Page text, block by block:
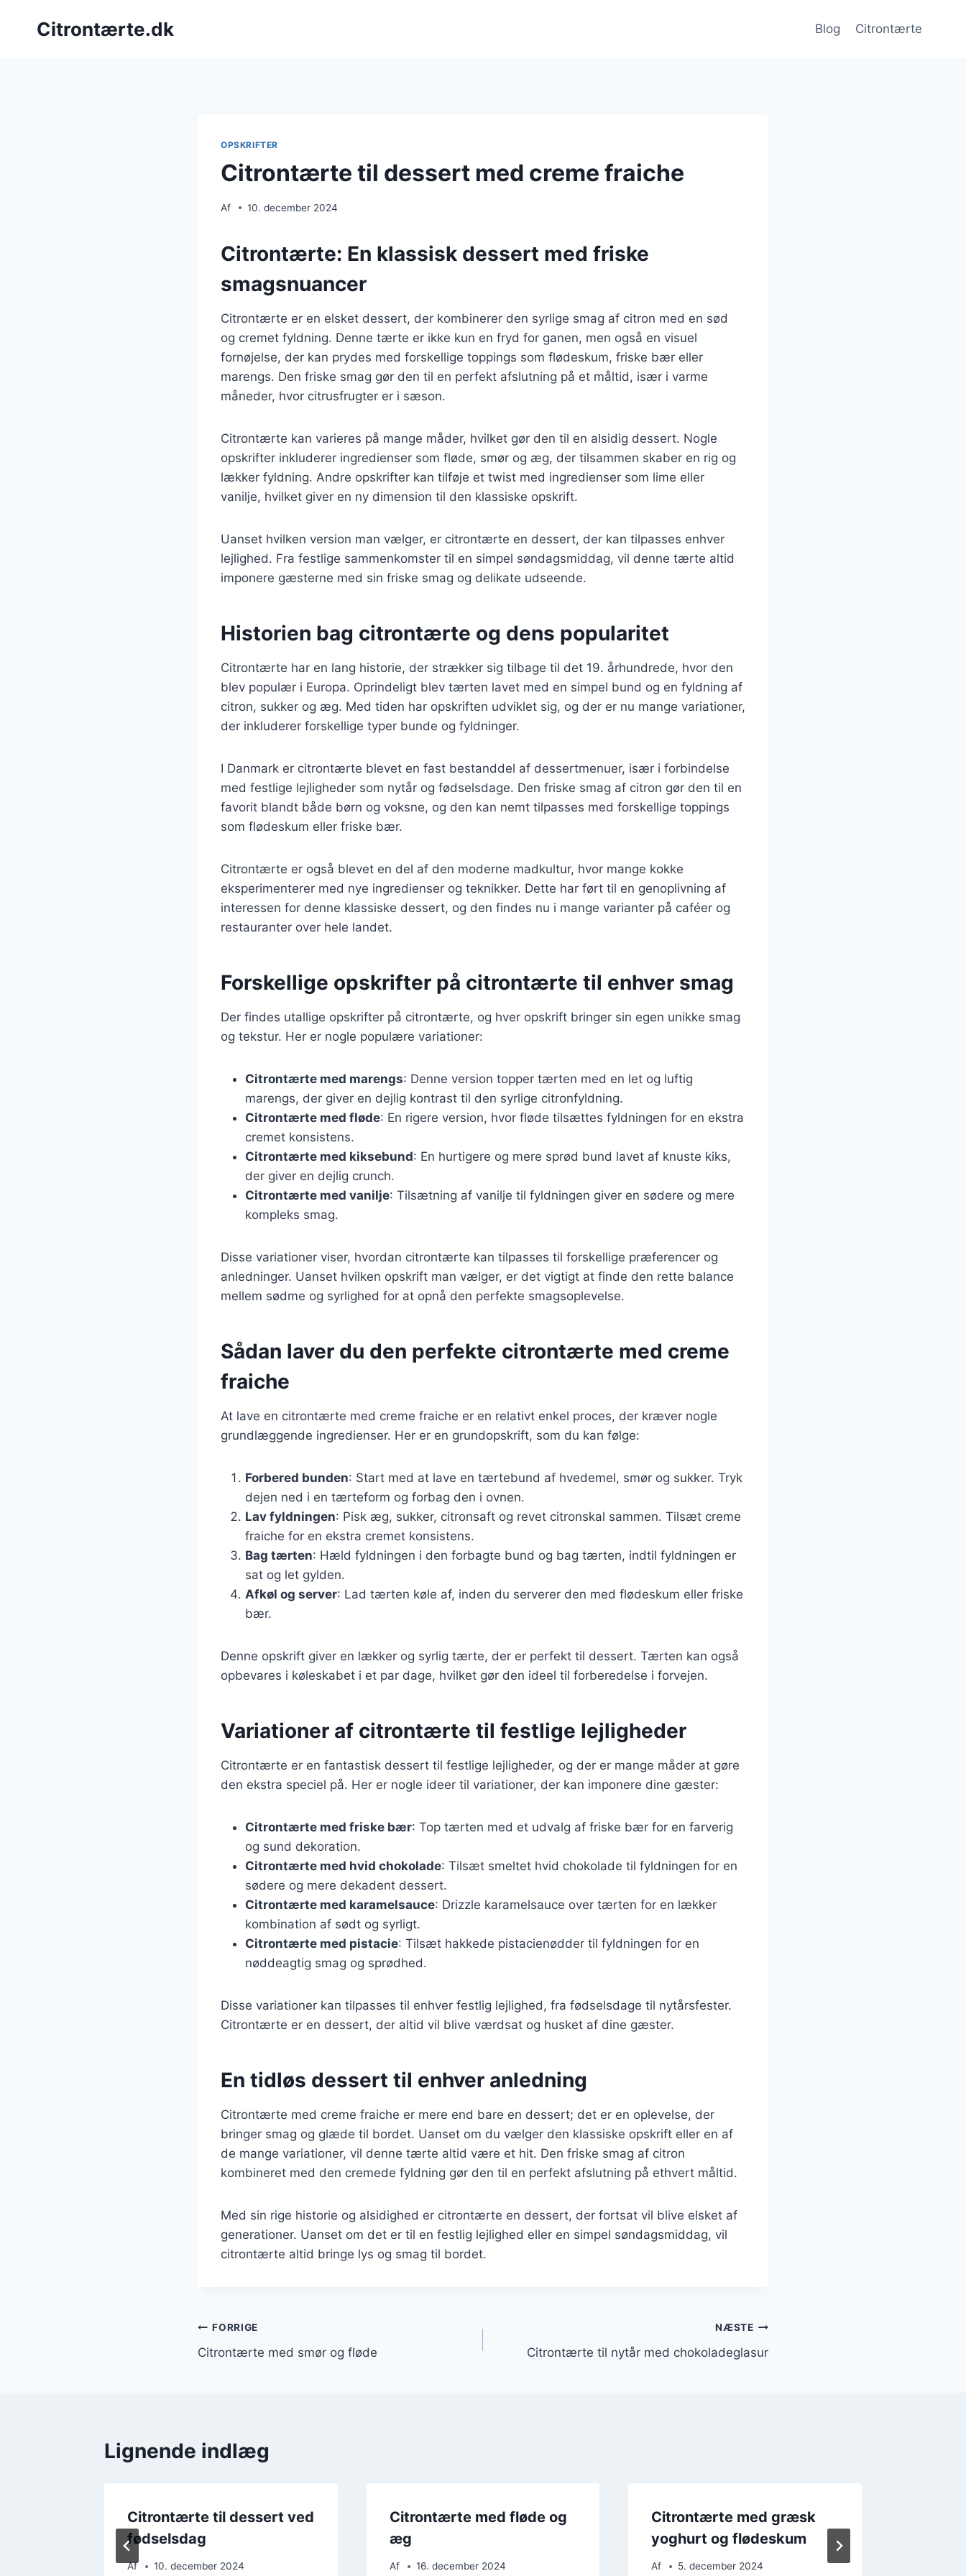
Citrontærte.dk Blog Citrontærte
OPSKRIFTER
Citrontærte til dessert med creme fraiche
Af 10. december 2024
Citrontærte: En klassisk dessert med friske
smagsnuancer
Citrontærte er en elsket dessert, der kombinerer den syrlige smag af citron med en sød
og cremet fyldning. Denne tærte er ikke kun en fryd for ganen, men også en visuel
fornøjelse, der kan prydes med forskellige toppings som flødeskum, friske bær eller
marengs. Den friske smag gør den til en perfekt afslutning på et måltid, især i varme
måneder, hvor citrusfrugter er i sæson.
Citrontærte kan varieres på mange måder, hvilket gør den til en alsidig dessert. Nogle
opskrifter inkluderer ingredienser som fløde, smør og æg, der tilsammen skaber en rig og
lækker fyldning. Andre opskrifter kan tilføje et twist med ingredienser som lime eller
vanilje, hvilket giver en ny dimension til den klassiske opskrift.
Uanset hvilken version man vælger, er citrontærte en dessert, der kan tilpasses enhver
lejlighed. Fra festlige sammenkomster til en simpel søndagsmiddag, vil denne tærte altid
imponere gæsterne med sin friske smag og delikate udseende.
Historien bag citrontærte og dens popularitet
Citrontærte har en lang historie, der strækker sig tilbage til det 19. århundrede, hvor den
blev populær i Europa. Oprindeligt blev tærten lavet med en simpel bund og en fyldning af
citron, sukker og æg. Med tiden har opskriften udviklet sig, og der er nu mange variationer,
der inkluderer forskellige typer bunde og fyldninger.
I Danmark er citrontærte blevet en fast bestanddel af dessertmenuer, især i forbindelse
med festlige lejligheder som nytår og fødselsdage. Den friske smag af citron gør den til en
favorit blandt både børn og voksne, og den kan nemt tilpasses med forskellige toppings
som flødeskum eller friske bær.
Citrontærte er også blevet en del af den moderne madkultur, hvor mange kokke
eksperimenterer med nye ingredienser og teknikker. Dette har ført til en genoplivning af
interessen for denne klassiske dessert, og den findes nu i mange varianter på caféer og
restauranter over hele landet.
Forskellige opskrifter på citrontærte til enhver smag
Der findes utallige opskrifter på citrontærte, og hver opskrift bringer sin egen unikke smag
og tekstur. Her er nogle populære variationer:
Citrontærte med marengs: Denne version topper tærten med en let og luftig
marengs, der giver en dejlig kontrast til den syrlige citronfyldning.
Citrontærte med fløde: En rigere version, hvor fløde tilsættes fyldningen for en ekstra
cremet konsistens.
Citrontærte med kiksebund: En hurtigere og mere sprød bund lavet af knuste kiks,
der giver en dejlig crunch.
Citrontærte med vanilje: Tilsætning af vanilje til fyldningen giver en sødere og mere
kompleks smag.
Disse variationer viser, hvordan citrontærte kan tilpasses til forskellige præferencer og
anledninger. Uanset hvilken opskrift man vælger, er det vigtigt at finde den rette balance
mellem sødme og syrlighed for at opnå den perfekte smagsoplevelse.
Sådan laver du den perfekte citrontærte med creme
fraiche
At lave en citrontærte med creme fraiche er en relativt enkel proces, der kræver nogle
grundlæggende ingredienser. Her er en grundopskrift, som du kan følge:
Forbered bunden: Start med at lave en tærtebund af hvedemel, smør og sukker. Tryk
dejen ned i en tærteform og forbag den i ovnen.
Lav fyldningen: Pisk æg, sukker, citronsaft og revet citronskal sammen. Tilsæt creme
fraiche for en ekstra cremet konsistens.
Bag tærten: Hæld fyldningen i den forbagte bund og bag tærten, indtil fyldningen er
sat og let gylden.
Afkøl og server: Lad tærten køle af, inden du serverer den med flødeskum eller friske
bær.
Denne opskrift giver en lækker og syrlig tærte, der er perfekt til dessert. Tærten kan også
opbevares i køleskabet i et par dage, hvilket gør den ideel til forberedelse i forvejen.
Variationer af citrontærte til festlige lejligheder
Citrontærte er en fantastisk dessert til festlige lejligheder, og der er mange måder at gøre
den ekstra speciel på. Her er nogle ideer til variationer, der kan imponere dine gæster:
Citrontærte med friske bær: Top tærten med et udvalg af friske bær for en farverig
og sund dekoration.
Citrontærte med hvid chokolade: Tilsæt smeltet hvid chokolade til fyldningen for en
sødere og mere dekadent dessert.
Citrontærte med karamelsauce: Drizzle karamelsauce over tærten for en lækker
kombination af sødt og syrligt.
Citrontærte med pistacie: Tilsæt hakkede pistacienødder til fyldningen for en
nøddeagtig smag og sprødhed.
Disse variationer kan tilpasses til enhver festlig lejlighed, fra fødselsdage til nytårsfester.
Citrontærte er en dessert, der altid vil blive værdsat og husket af dine gæster.
En tidløs dessert til enhver anledning
Citrontærte med creme fraiche er mere end bare en dessert; det er en oplevelse, der
bringer smag og glæde til bordet. Uanset om du vælger den klassiske opskrift eller en af
de mange variationer, vil denne tærte altid være et hit. Den friske smag af citron
kombineret med den cremede fyldning gør den til en perfekt afslutning på ethvert måltid.
Med sin rige historie og alsidighed er citrontærte en dessert, der fortsat vil blive elsket af
generationer. Uanset om det er til en festlig lejlighed eller en simpel søndagsmiddag, vil
citrontærte altid bringe lys og smag til bordet.
Indlægsnavigation
FORRIGE
Citrontærte med smør og fløde
NÆSTE
Citrontærte til nytår med chokoladeglasur
Lignende indlæg
Citrontærte til dessert ved
fødselsdag
Af 10. december 2024
Citrontærte med fløde og
æg
Af 16. december 2024
Citrontærte med græsk
yoghurt og flødeskum
Af 5. december 2024